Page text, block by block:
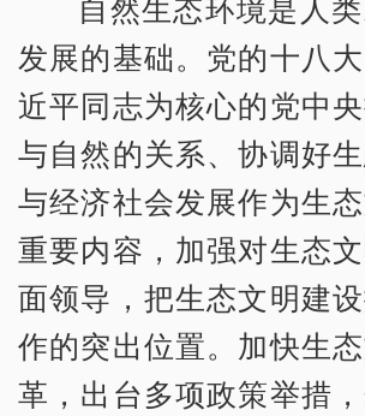
自然生态环境是人
发展的基础。党的十八
近平同志为核心的党中
与自然的关系、协调好
与经济社会发展作为生
重要内容，加强对生态
面领导，把生态文明建
作的突出位置。加快生
革，出台多项政策举措